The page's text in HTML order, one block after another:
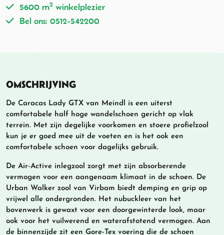
5600 m2 winkelplezier
Bel ons: 0512-542200
OMSCHRIJVING
De Caracas Lady GTX van Meindl is een uiterst
comfortabele half hoge wandelschoen gericht op vlak
terrein. Met zijn degelijke voorkomen en stoere profielzool
kun je er goed mee uit de voeten en is het ook een
comfortabele schoen voor dagelijks gebruik.
De Air-Active inlegzool zorgt met zijn absorberende
vermogen voor een aangenaam klimaat in de schoen. De
Urban Walker zool van Virbam biedt demping en grip op
vrijwel alle ondergronden. Het nubuckleer van het
bovenwerk is gewaxt voor een doorgewinterde look, maar
ook voor het vuilwerend en waterafstotend vermogen. Aan
de binnenzijde zit een Gore-Tex voering die de schoen